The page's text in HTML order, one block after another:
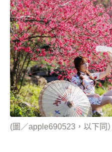
(圖／apple690523，以下同）